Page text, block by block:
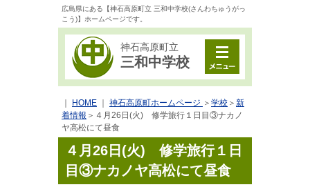
広島県にある【神石高原町立 三和中学校(さんわちゅうがっ
こう)】ホームページです。
神石高原町立
三和中学校
HOME 神石高原町ホームページ ＞ 学校 ＞ 新
着情報 ＞ ４月26日(火) 修学旅行１日目③ナカノ
ヤ高松にて昼食
４月26日(火) 修学旅行１日
目③ナカノヤ高松にて昼食